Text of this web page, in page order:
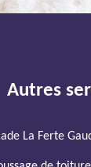
Autres
La Ferte